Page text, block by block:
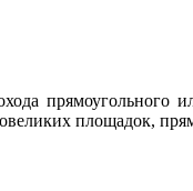
прямоугольного
площадок,